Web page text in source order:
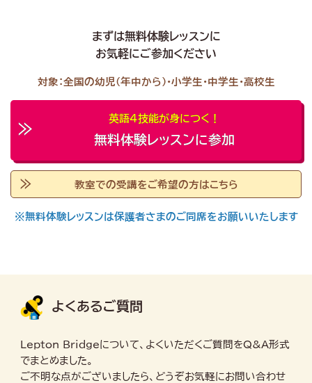
まずは無料体験レッスンに
お気軽にご参加ください
対象：全国の幼児（年中から）・小学生・中学生・高校生
英語４技能が身につく！
無料体験レッスンに参加
教室での受講をご希望の方はこちら
※無料体験レッスンは保護者さまのご同席をお願いいたします
よくあるご質問
Lepton Bridgeについて、よくいただくご質問をQ&A形式
でまとめました。
ご不明な点がございましたら、どうぞお気軽にお問い合わせ